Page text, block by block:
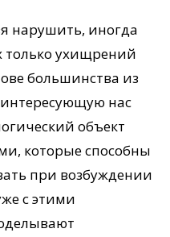
нарушить, иногда
только ухищрений
большинства из
нас
объект
которые способны
при возбуждении
с этими